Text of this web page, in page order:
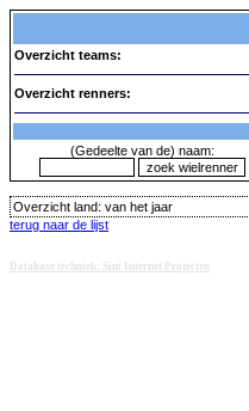
Overzicht teams:
Overzicht renners:
(Gedeelte van de) naam:
Overzicht land: van het jaar
terug naar de lijst
Database techniek: Sini Internet Projecten